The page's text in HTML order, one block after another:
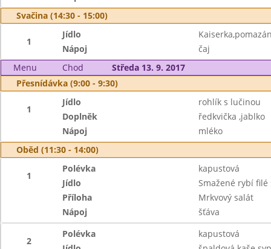
Svačina (14:30 - 15:00)
1
Jídlo
Nápoj
čaj
Menu
Chod
Středa 13. 9. 2017
Přesnídávka (9:00 - 9:30)
1
Jídlo
rohlík s lučinou
Doplněk
ředkvička ,jablko
Nápoj
mléko
Oběd (11:30 - 14:00)
1
Polévka
kapustová
Jídlo
Smažené rybí
Příloha
Mrkvový salát
Nápoj
šťáva
2
Polévka
kapustová